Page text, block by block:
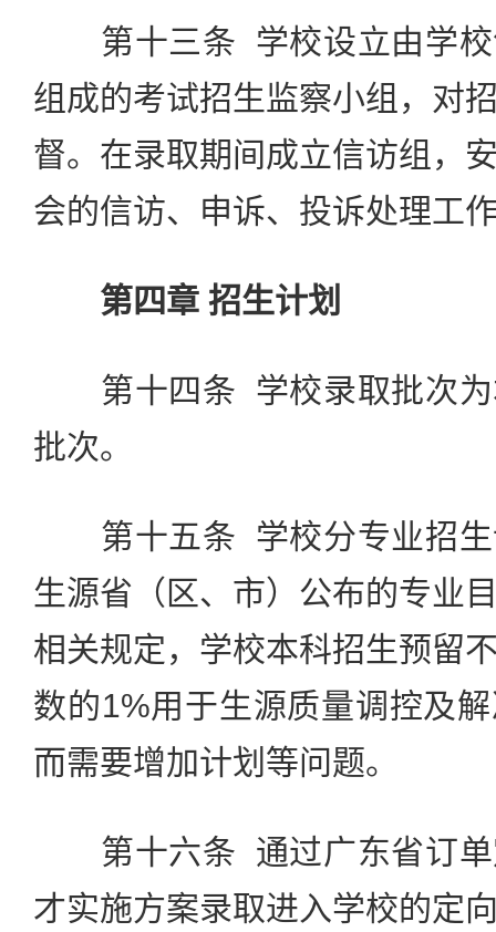
第十三条 学校设立由学校
组成的考试招生监察小组，对
督。在录取期间成立信访组，
会的信访、申诉、投诉处理工
第四章 招生计划
第十四条 学校录取批次为
批次。
第十五条 学校分专业招生
生源省（区、市）公布的专业
相关规定，学校本科招生预留
数的1%用于生源质量调控及
而需要增加计划等问题。
第十六条 通过广东省订单
才实施方案录取进入学校的定